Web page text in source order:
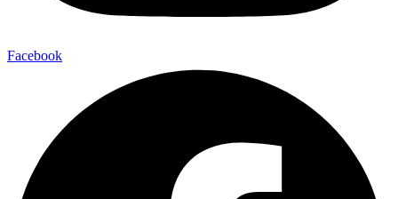
Facebook